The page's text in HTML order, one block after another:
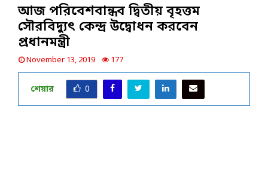
আজ পরিবেশবান্ধব দ্বিতীয় বৃহত্তম
সৌরবিদ্যুৎ কেন্দ্র উদ্বোধন করবেন
প্রধানমন্ত্রী
November 13, 2019 177
শেয়ার 0